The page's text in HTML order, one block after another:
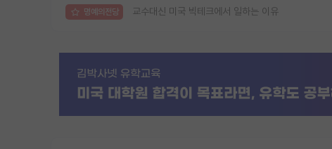
명예의전당 교수대신 미국 빅테크에서 일하는 이유